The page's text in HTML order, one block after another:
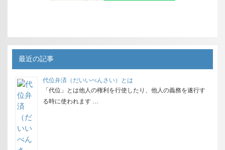
最近の記事
代位弁済（だいいべんさい）とは
「代位」とは他人の権利を行使したり、他人の義務を遂行す
る時に使われます …